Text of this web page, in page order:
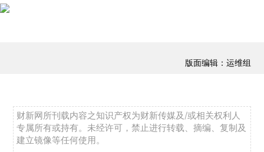
版面编辑：运维组
财新网所刊载内容之知识产权为财新传媒及/或相关权利人
专属所有或持有。未经许可，禁止进行转载、摘编、复制及
建立镜像等任何使用。